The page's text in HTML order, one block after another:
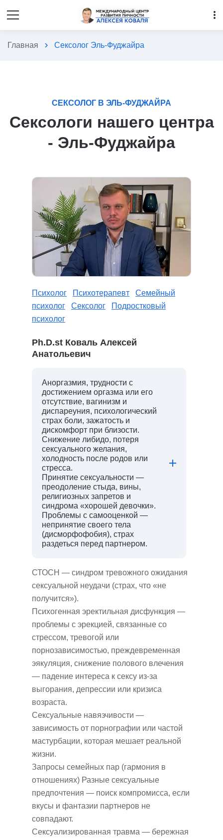
more_vert
Главная chevron_right Сексолог Эль-Фуджайра
СЕКСОЛОГ В ЭЛЬ-ФУДЖАЙРА
Сексологи нашего центра
- Эль-Фуджайра
Психолог Психотерапевт
Семейный
психолог
Сексолог
Подростковый
психолог
Ph.D.st Коваль Алексей
Анатольевич
Аноргазмия, трудности с
достижением оргазма или его
отсутствие, вагинизм и
диспареуния, психологический
страх боли, зажатость и
дискомфорт при близости.
Снижение либидо, потеря
сексуального желания,
холодность после родов или
стресса.
Принятие сексуальности —
преодоление стыда, вины,
религиозных запретов и
синдрома «хорошей девочки».
Проблемы с самооценкой —
непринятие своего тела
(дисморфофобия), страх
раздеться перед партнером.
СТОСН — синдром тревожного ожидания
сексуальной неудачи (страх, что «не
получится»).
Психогенная эректильная дисфункция —
проблемы с эрекцией, связанные со
стрессом, тревогой или
порнозависимостью, преждевременная
эякуляция, cнижение полового влечения
— падение интереса к сексу из-за
выгорания, депрессии или кризиса
возраста.
Сексуальные навязчивости —
зависимость от порнографии или частой
мастурбации, которая мешает реальной
жизни.
Запросы семейных пар (гармония в
отношениях) Разные сексуальные
предпочтения — поиск компромисса, если
вкусы и фантазии партнеров не
совпадают.
Сексуализированная травма — бережная